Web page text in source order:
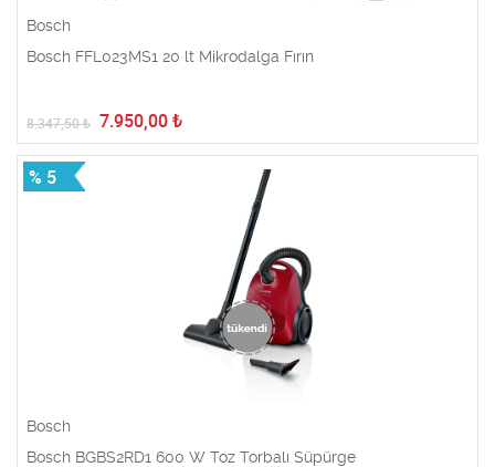
Bosch
Bosch FFL023MS1 20 lt Mikrodalga Fırın
8.347,50₺ 7.950,00 ₺
% 5
Bosch
Bosch BGBS2RD1 600 W Toz Torbalı Süpürge